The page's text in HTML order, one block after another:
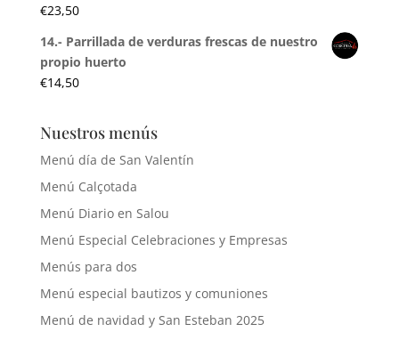
€23,50
14.- Parrillada de verduras frescas de nuestro
propio huerto
€14,50
Nuestros menús
Menú día de San Valentín
Menú Calçotada
Menú Diario en Salou
Menú Especial Celebraciones y Empresas
Menús para dos
Menú especial bautizos y comuniones
Menú de navidad y San Esteban 2025